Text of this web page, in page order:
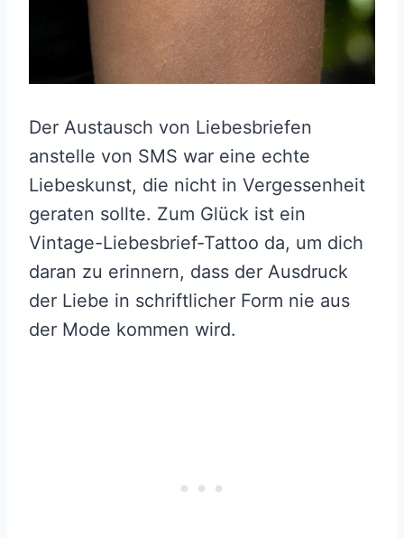
Der Austausch von Liebesbriefen
anstelle von SMS war eine echte
Liebeskunst, die nicht in Vergessenheit
geraten sollte. Zum Glück ist ein
Vintage-Liebesbrief-Tattoo da, um dich
daran zu erinnern, dass der Ausdruck
der Liebe in schriftlicher Form nie aus
der Mode kommen wird.